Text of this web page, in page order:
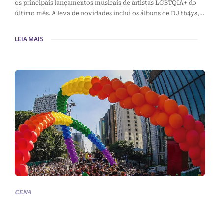
os principais lançamentos musicais de artistas LGBTQIA+ do
último mês. A leva de novidades inclui os álbuns de DJ th4ys,…
LEIA MAIS
CENA